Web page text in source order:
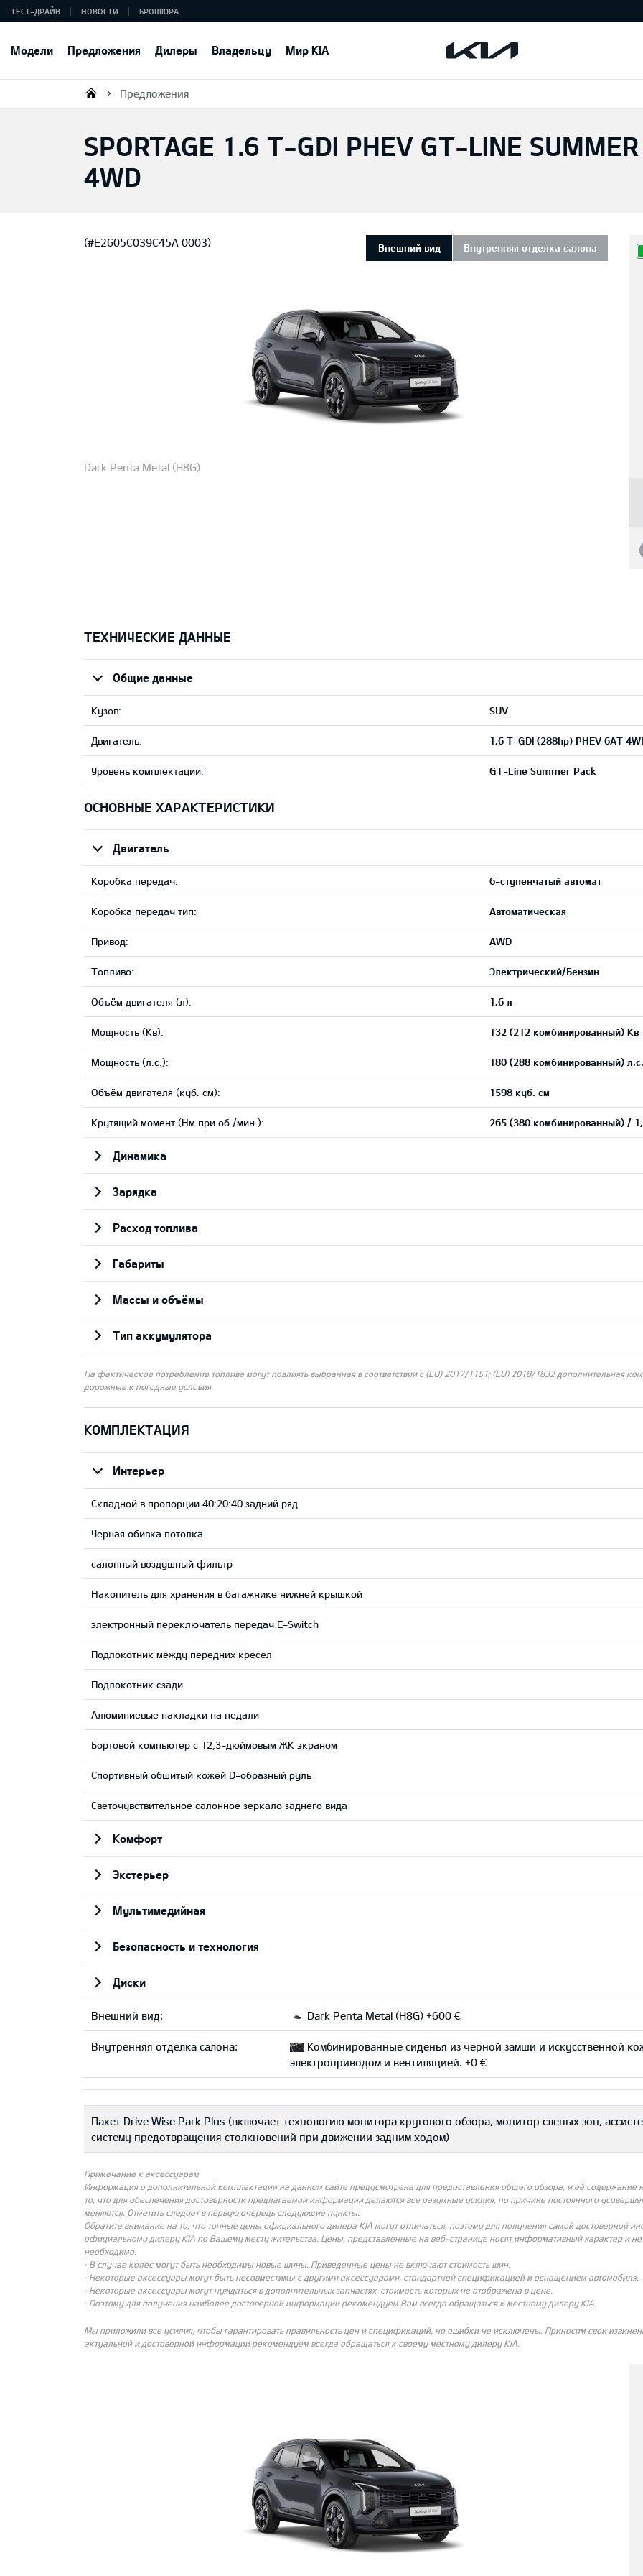
Модели Предложения Дилеры Владельцу Мир KIA
ТЕСТ-ДРАЙВ НОВОСТИ БРОШЮРА
KIA AUTO AS
Предложения
SPORTAGE 1.6 T-GDI PHEV GT-LINE
4WD
Внешний вид Внутренняя отделка салона
(#E2605C039C45A 0003)
Dark Penta Metal (H8G)
ТЕХНИЧЕСКИЕ ДАННЫЕ
Общие данные
Кузов: SUV
Двигатель: 1,6 T-GDI (288hp) PHEV 6AT
Уровень комплектации: GT-Line Summer Pack
ОСНОВНЫЕ ХАРАКТЕРИСТИКИ
Двигатель
Коробка передач: 6-ступенчатый автомат
Коробка передач тип: Автоматическая
Привод: AWD
Tопливо: Электрический/Бензин
Объём двигателя (л): 1,6 л
Мощность (Кв): 132 (212 комбинированный) Кв
Мощность (л.с.): 180 (288 комбинированный) л.с.
Объём двигателя (куб. см): 1598 куб. см
Крутящий момент (Нм при об./мин.): 265 (380 комбинированный) /
Динамика
Зарядка
Pасход топлива
Габариты
Массы и объёмы
Тип аккумулятора
На фактическое потребление топлива могут повлиять выбранная в соответствии с (EU) 2017/1151; (EU) 2018/1832 дополнительная
дорожные и погодные условия.
КОМПЛЕКТАЦИЯ
Интерьер
Складной в пропорции 40:20:40 задний ряд
Черная обивка потолка
салонный воздушный фильтр
Накопитель для хранения в багажнике нижней крышкой
электронный переключатель передач E-Switch
Подлокотник между передних кресел
Подлокотник сзади
Aлюминиевые накладки на педали
Бортовой компьютер с 12,3-дюймовым ЖК экраном
Cпортивный обшитый кожей D-образный руль
Светочувствительное салонное зеркало заднего вида
Комфорт
Экстерьер
Мультимедийная
Безопасность и технология
Диски
Внешний вид: Dark Penta Metal (H8G) +600 €
Внутренняя отделка салона:
Комбинированные сиденья из черной замши и искусственной
электроприводом и вентиляцией. +0 €
Пакет Drive Wise Park Plus (включает технологию монитора кругового обзора, монитор слепых зон,
систему предотвращения столкновений при движении задним ходом)
Примечание к аксессуарам
Информация о дополнительной комплектации на данном сайте предусмотрена для предоставления общего обзора, и её содержание
то, что для обеспечения достоверности предлагаемой информации делаются все разумные усилия, по причине постоянного
меняются. Отметить следует в первую очередь следующие пункты:
Обратите внимание на то, что точные цены официального дилера KIA могут отличаться, поэтому для получения самой достоверной
официальному дилеру KIA по Вашему месту жительства. Цены, представленные на веб-странице носят информативный характер и
необходимо.
· В случае колес могут быть необходимы новые шины. Приведенные цены не включают стоимость шин.
· Некоторые аксессуары могут быть несовместимы с другими аксессуарами, стандартной спецификацией и оснащением автомобиля.
· Некоторые аксессуары могут нуждаться в дополнительных запчастях, стоимость которых не отображена в цене.
· Поэтому для получения наиболее достоверной информации рекомендуем Вам всегда обращаться к местному дилеру KIA.
Мы приложили все усилия, чтобы гарантировать правильность цен и спецификаций, но ошибки не исключены. Приносим свои
актуальной и достоверной информации рекомендуем всегда обращаться к своему местному дилеру KIA.